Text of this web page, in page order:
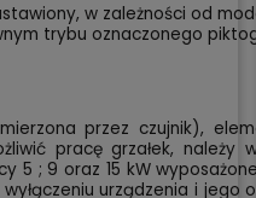
w zależności od
trybu oznaczonego
przez czujnik),
pracę grzałek, należy
; 9 oraz 15 kW
urządzenia i